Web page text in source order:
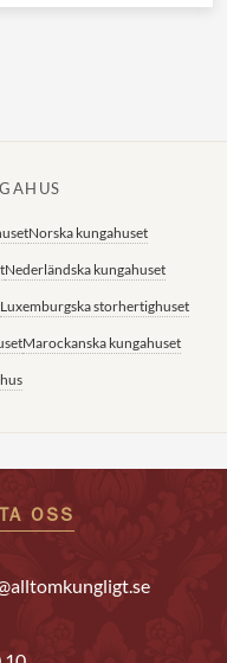
Norska kungahuset
Nederländska kungahuset
Luxemburgska storhertighuset
Marockanska kungahuset
OSS